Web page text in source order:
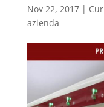
Nov 22, 2017|
azienda